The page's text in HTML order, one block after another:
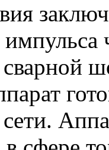
импульса
сварной